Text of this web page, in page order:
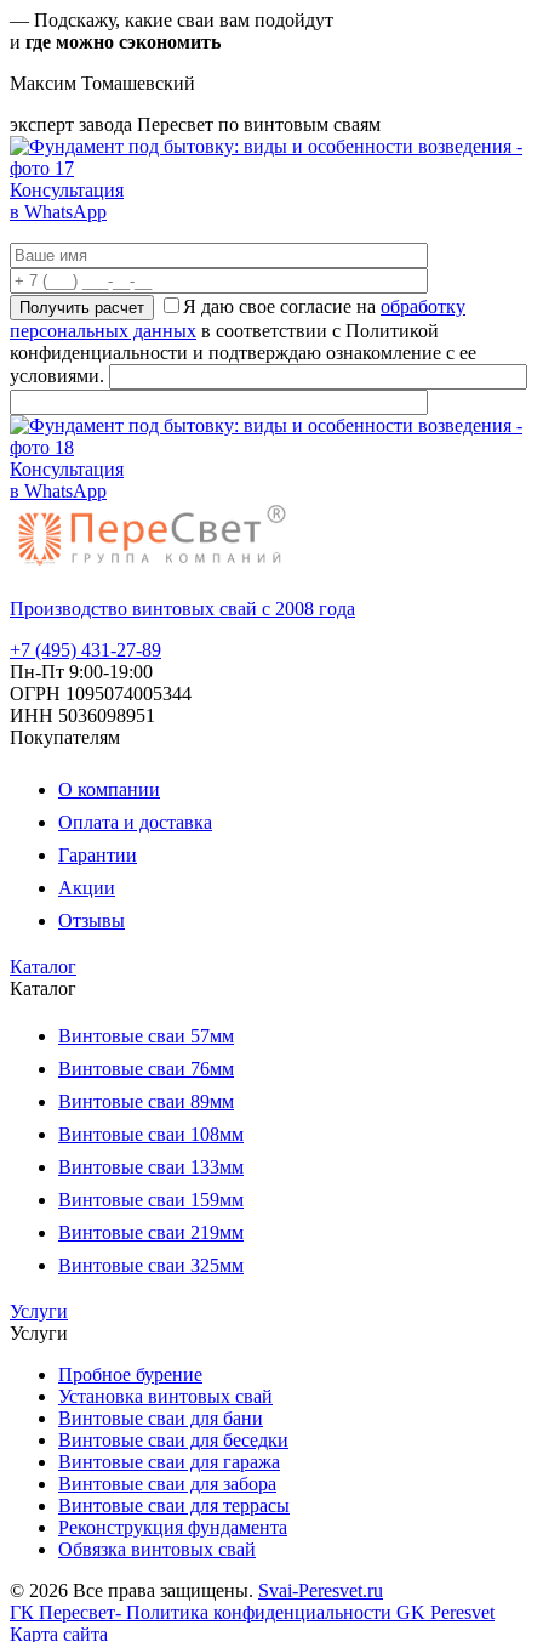
— Подскажу, какие сваи вам подойдут
и где можно сэкономить
Максим Томашевский
эксперт завода Пересвет по винтовым сваям
Консультация
в WhatsApp
Я даю свое согласие на обработку
персональных данных в соответствии с Политикой
конфиденциальности и подтверждаю ознакомление с ее
условиями.
Консультация
в WhatsApp
Производство винтовых свай с 2008 года
+7 (495) 431-27-89
Пн-Пт 9:00-19:00
ОГРН 1095074005344
ИНН 5036098951
Покупателям
О компании
Оплата и доставка
Гарантии
Акции
Отзывы
Каталог
Каталог
Винтовые сваи 57мм
Винтовые сваи 76мм
Винтовые сваи 89мм
Винтовые сваи 108мм
Винтовые сваи 133мм
Винтовые сваи 159мм
Винтовые сваи 219мм
Винтовые сваи 325мм
Услуги
Услуги
Пробное бурение
Установка винтовых свай
Винтовые сваи для бани
Винтовые сваи для беседки
Винтовые сваи для гаража
Винтовые сваи для забора
Винтовые сваи для террасы
Реконструкция фундамента
Обвязка винтовых свай
© 2026 Все права защищены. Svai-Peresvet.ru
ГК Пересвет- Политика конфиденциальности GK Peresvet
Карта сайта